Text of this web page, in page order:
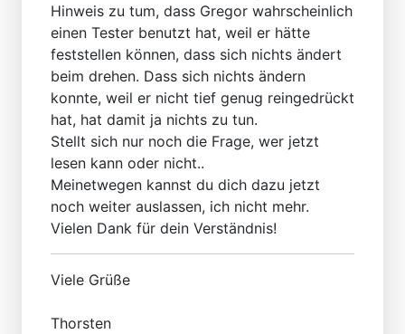
Hinweis zu tum, dass Gregor wahrscheinlich
einen Tester benutzt hat, weil er hätte
feststellen können, dass sich nichts ändert
beim drehen. Dass sich nichts ändern
konnte, weil er nicht tief genug reingedrückt
hat, hat damit ja nichts zu tun.
Stellt sich nur noch die Frage, wer jetzt
lesen kann oder nicht..
Meinetwegen kannst du dich dazu jetzt
noch weiter auslassen, ich nicht mehr.
Vielen Dank für dein Verständnis!
Viele Grüße
Thorsten